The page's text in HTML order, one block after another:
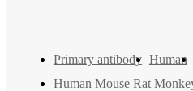
Primary antibody Human
Human Mouse Rat